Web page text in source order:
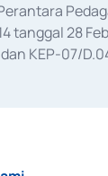
tanggal 28
KEP-07/